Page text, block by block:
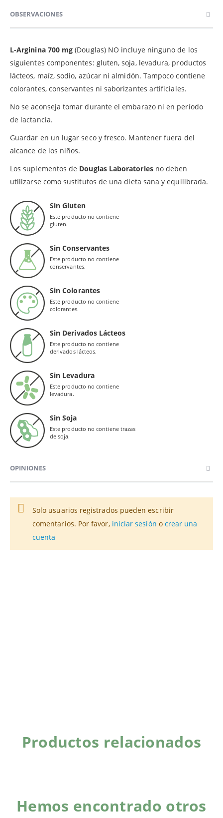
OBSERVACIONES
L-Arginina 700 mg (Douglas) NO incluye ninguno de los
siguientes componentes: gluten, soja, levadura, productos
lácteos, maíz, sodio, azúcar ni almidón. Tampoco contiene
colorantes, conservantes ni saborizantes artificiales.
No se aconseja tomar durante el embarazo ni en período
de lactancia.
Guardar en un lugar seco y fresco. Mantener fuera del
alcance de los niños.
Los suplementos de Douglas Laboratoriesno deben
utilizarse como sustitutos de una dieta sana y equilibrada.
Sin Gluten
Este producto no contiene
gluten.
Sin Conservantes
Este producto no contiene
conservantes.
Sin Colorantes
Este producto no contiene
colorantes.
Sin Derivados Lácteos
Este producto no contiene
derivados lácteos.
Sin Levadura
Este producto no contiene
levadura.
Sin Soja
Este producto no contiene trazas
de soja.
OPINIONES
Solo usuarios registrados pueden escribir
comentarios. Por favor, iniciar sesión o crear una
cuenta
Productos relacionados
Hemos encontrado otros